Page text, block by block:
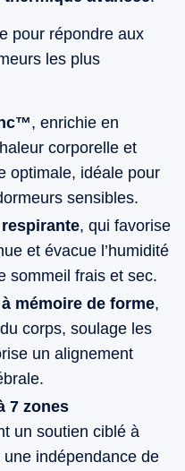
pour répondre aux
les plus
, enrichie en
corporelle et
optimale, idéale pour
sensibles.
, qui favorise
et évacue l’humidité
sommeil frais et sec.
mémoire de forme,
corps, soulage les
un alignement
7 zones
un soutien ciblé à
indépendance de